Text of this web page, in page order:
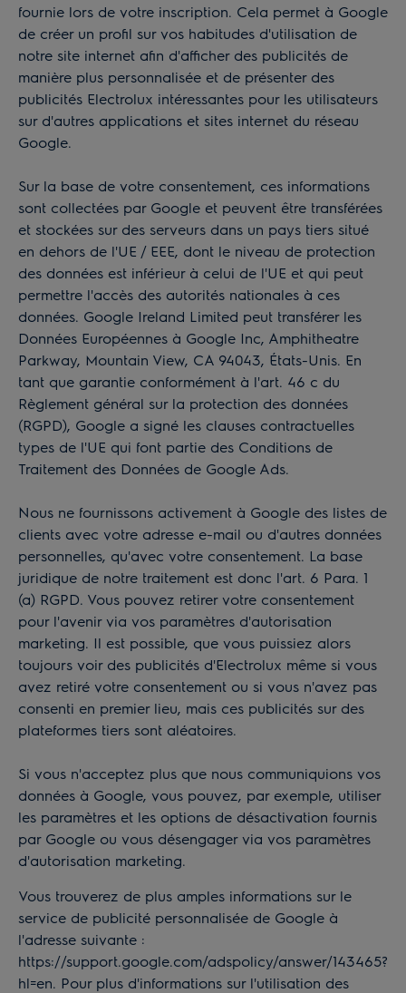
fournie lors de votre inscription. Cela permet à Google
de créer un profil sur vos habitudes d'utilisation de
notre site internet afin d'afficher des publicités de
manière plus personnalisée et de présenter des
publicités Electrolux intéressantes pour les utilisateurs
sur d'autres applications et sites internet du réseau
Google.
Sur la base de votre consentement, ces informations
sont collectées par Google et peuvent être transférées
et stockées sur des serveurs dans un pays tiers situé
en dehors de l'UE / EEE, dont le niveau de protection
des données est inférieur à celui de l'UE et qui peut
permettre l'accès des autorités nationales à ces
données. Google Ireland Limited peut transférer les
Données Européennes à Google Inc, Amphitheatre
Parkway, Mountain View, CA 94043, États-Unis. En
tant que garantie conformément à l'art. 46 c du
Règlement général sur la protection des données
(RGPD), Google a signé les clauses contractuelles
types de l'UE qui font partie des Conditions de
Traitement des Données de Google Ads.
Nous ne fournissons activement à Google des listes de
clients avec votre adresse e-mail ou d'autres données
personnelles, qu'avec votre consentement. La base
juridique de notre traitement est donc l'art. 6 Para. 1
(a) RGPD. Vous pouvez retirer votre consentement
pour l'avenir via vos paramètres d'autorisation
marketing. Il est possible, que vous puissiez alors
toujours voir des publicités d'Electrolux même si vous
avez retiré votre consentement ou si vous n'avez pas
consenti en premier lieu, mais ces publicités sur des
plateformes tiers sont aléatoires.
Si vous n'acceptez plus que nous communiquions vos
données à Google, vous pouvez, par exemple, utiliser
les paramètres et les options de désactivation fournis
par Google ou vous désengager via vos paramètres
d'autorisation marketing.
Vous trouverez de plus amples informations sur le
service de publicité personnalisée de Google à
l'adresse suivante :
https://support.google.com/adspolicy/answer/143465?
hl=en. Pour plus d'informations sur l'utilisation des